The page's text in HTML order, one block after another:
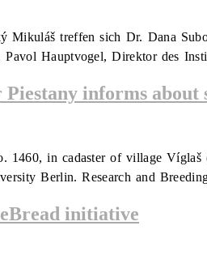
treffen sich Dr. Dana
Hauptvogel, Direktor des
informs about
1460, in cadaster of village
Berlin. Research and
initiative